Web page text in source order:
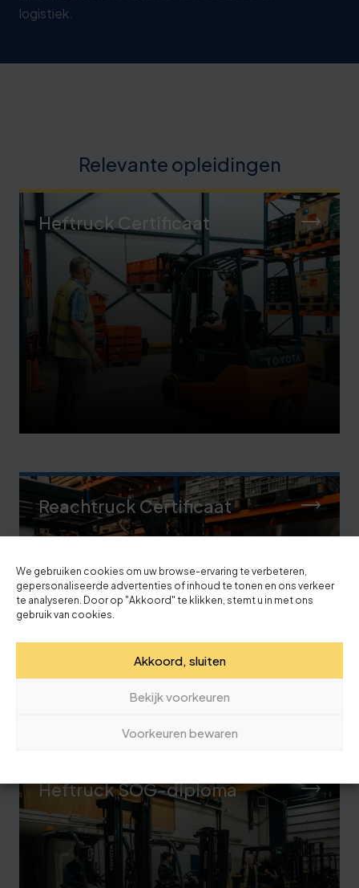
We gebruiken cookies om uw browse-ervaring te verbeteren,
gepersonaliseerde advertenties of inhoud te tonen en ons verkeer
te analyseren. Door op "Akkoord" te klikken, stemt u in met ons
gebruik van cookies.
Akkoord, sluiten
Bekijk voorkeuren
Voorkeuren bewaren
logistiek.
Relevante opleidingen
Heftruck Certificaat
Reachtruck Certificaat
Heftruck SOG-diploma